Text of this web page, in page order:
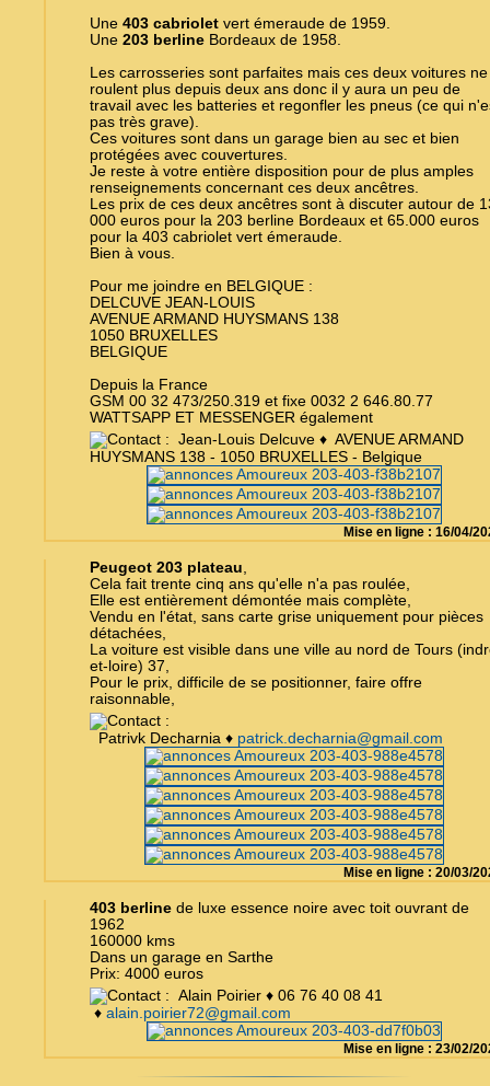
Une 403 cabriolet vert émeraude de 1959.
Une 203 berline Bordeaux de 1958.
Les carrosseries sont parfaites mais ces deux voitures ne
roulent plus depuis deux ans donc il y aura un peu de
travail avec les batteries et regonfler les pneus (ce qui
pas très grave).
Ces voitures sont dans un garage bien au sec et bien
protégées avec couvertures.
Je reste à votre entière disposition pour de plus amples
renseignements concernant ces deux ancêtres.
Les prix de ces deux ancêtres sont à discuter autour de
000 euros pour la 203 berline Bordeaux et 65.000 euros
pour la 403 cabriolet vert émeraude.
Bien à vous.
Pour me joindre en BELGIQUE :
DELCUVE JEAN-LOUIS
AVENUE ARMAND HUYSMANS 138
1050 BRUXELLES
BELGIQUE
Depuis la France
GSM 00 32 473/250.319 et fixe 0032 2 646.80.77
WATTSAPP ET MESSENGER également
Jean-Louis Delcuve ♦ AVENUE ARMAND
HUYSMANS 138 - 1050 BRUXELLES - Belgique
Mise en ligne : 16/04/
Peugeot 203 plateau,
Cela fait trente cinq ans qu'elle n'a pas roulée,
Elle est entièrement démontée mais complète,
Vendu en l'état, sans carte grise uniquement pour pièces
détachées,
La voiture est visible dans une ville au nord de Tours
et-loire) 37,
Pour le prix, difficile de se positionner, faire offre
raisonnable,
Patrivk Decharnia ♦ patrick.decharnia@gmail.com
Mise en ligne : 20/03/
403 berline de luxe essence noire avec toit ouvrant de
1962
160000 kms
Dans un garage en Sarthe
Prix: 4000 euros
Alain Poirier ♦ 06 76 40 08 41
♦ alain.poirier72@gmail.com
Mise en ligne : 23/02/